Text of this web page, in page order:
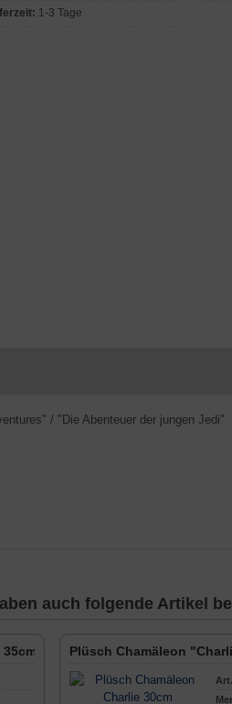
1-3 Tage
/ "Die Abenteuer der jungen Jedi"
auch folgende Artikel
Plüsch Chamäleon